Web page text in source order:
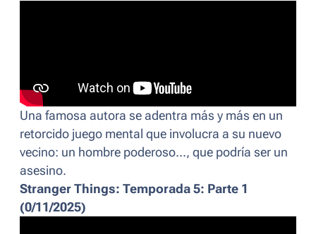
Una famosa autora se adentra más y más en un
retorcido juego mental que involucra a su nuevo
vecino: un hombre poderoso..., que podría ser un
asesino.
Stranger Things: Temporada 5: Parte 1
(0/11/2025)